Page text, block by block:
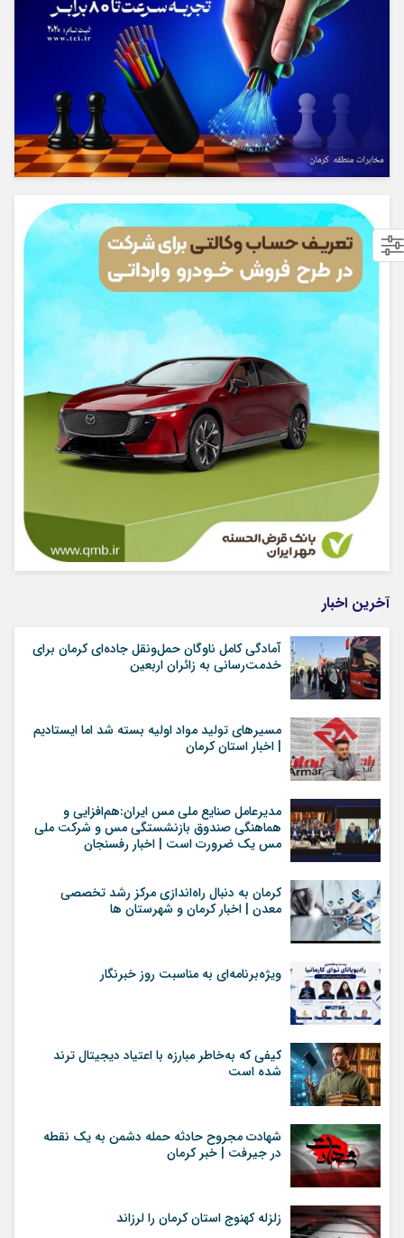
آخرین اخبار
آمادگی کامل ناوگان حمل‌ونقل جاده‌ای کرمان برای
خدمت‌رسانی به زائران اربعین
مسیرهای تولید مواد اولیه بسته شد اما ایستادیم
| اخبار استان کرمان
مدیرعامل صنایع ملی مس ایران:هم‌افزایی و
هماهنگی صندوق بازنشستگی مس و شرکت ملی
مس یک ضرورت است | اخبار رفسنجان
کرمان به دنبال راه‌اندازی مرکز رشد تخصصی
معدن | اخبار کرمان و شهرستان ها
ویژه‌برنامه‌ای به مناسبت روز خبرنگار
کیفی که به‌خاطر مبارزه با اعتیاد دیجیتال ترند
شده است
شهادت مجروح حادثه حمله دشمن به یک نقطه
در جیرفت | خبر کرمان
زلزله کهنوج استان کرمان را لرزاند